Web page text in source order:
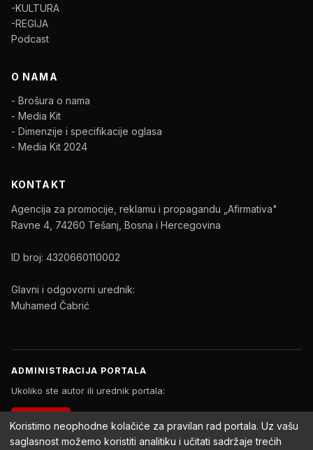
-KULTURA
-REGIJA
Podcast
O NAMA
- Brošura o nama
- Media Kit
- Dimenzije i specifikacije oglasa
- Media Kit 2024
KONTAKT
Agencija za promocije, reklamu i propagandu „Afirmativa"
Ravne 4, 74260 Tešanj, Bosna i Hercegovina
ID broj: 4320660110002
Glavni i odgovorni urednik:
Muhamed Čabrić
ADMINISTRACIJA PORTALA
Ukoliko ste autor ili urednik portala:
Koristimo neophodne kolačiće za pravilan rad portala. Uz vašu
saglasnost možemo koristiti analitiku i učitati sadržaje trećih